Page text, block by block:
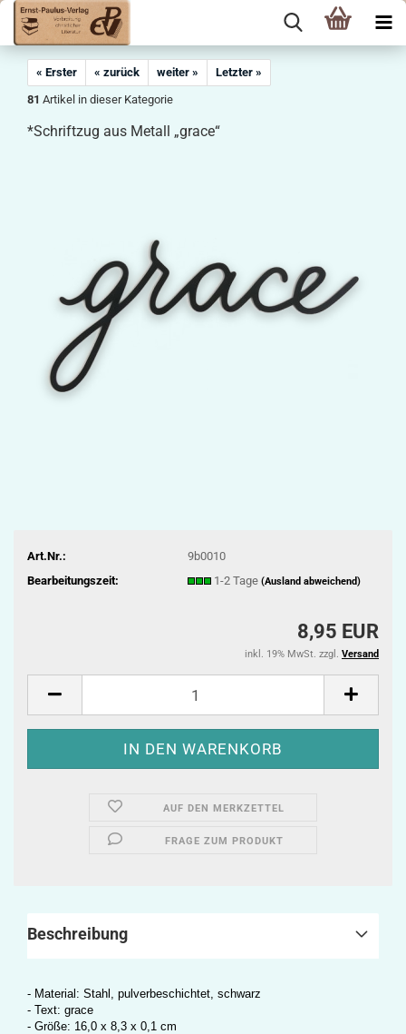
« Erster « zurück weiter »
Letzter »
81 Artikel in dieser Kategorie
*Schriftzug aus Metall „grace“
Art.Nr.:
9b0010
Bearbeitungszeit:
1-2 Tage (Ausland abweichend)
8,95 EUR
inkl. 19% MwSt. zzgl. Versand
AUF DEN MERKZETTEL
FRAGE ZUM PRODUKT
Beschreibung
- Material: Stahl, pulverbeschichtet, schwarz
- Text: grace
- Größe: 16,0 x 8,3 x 0,1 cm